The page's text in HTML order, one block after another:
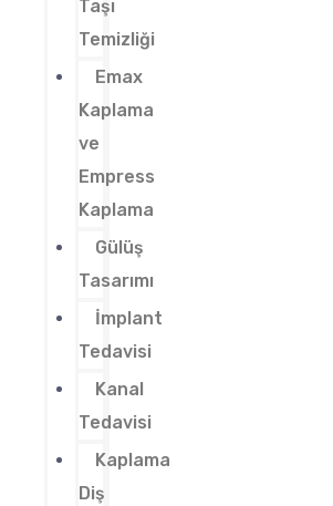
Taşı
Temizliği
Emax
Kaplama
ve
Empress
Kaplama
Gülüş
Tasarımı
İmplant
Tedavisi
Kanal
Tedavisi
Kaplama
Diş